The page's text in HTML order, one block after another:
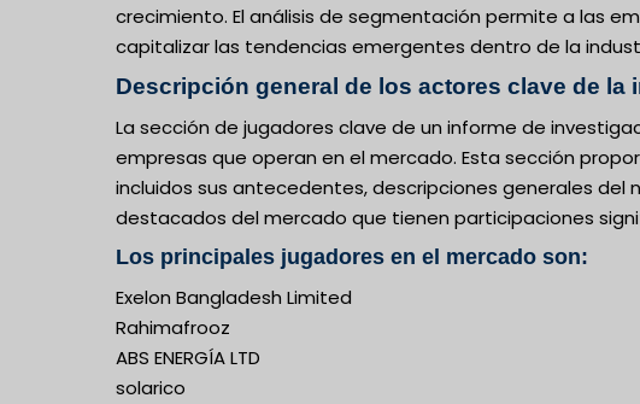
crecimiento. El análisis de segmentación permite a las
capitalizar las tendencias emergentes dentro de la
Descripción general de los actores clave de la
La sección de jugadores clave de un informe de
empresas que operan en el mercado. Esta sección
incluidos sus antecedentes, descripciones generales
destacados del mercado que tienen participaciones
Los principales jugadores en el mercado son:
Exelon Bangladesh Limited
Rahimafrooz
ABS ENERGÍA LTD
solarico